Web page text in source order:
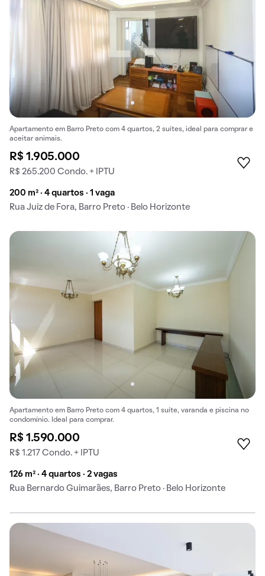
Apartamento em Barro Preto com 4 quartos, 2 suítes, ideal para comprar e
aceitar animais.
R$ 1.905.000
R$ 265.200 Condo. + IPTU
200 m² · 4 quartos · 1 vaga
Rua Juíz de Fora, Barro Preto · Belo Horizonte
Apartamento em Barro Preto com 4 quartos, 1 suíte, varanda e piscina no
condomínio. Ideal para comprar.
R$ 1.590.000
R$ 1.217 Condo. + IPTU
126 m² · 4 quartos · 2 vagas
Rua Bernardo Guimarães, Barro Preto · Belo Horizonte